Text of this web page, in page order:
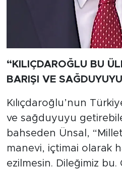
“KILIÇDAROĞLU BU
BARIŞI VE
Kılıçdaroğlu’nun
ve sağduyuyu
bahseden Ünsal,
manevi, içtimai olarak
ezilmesin. Dileğimiz